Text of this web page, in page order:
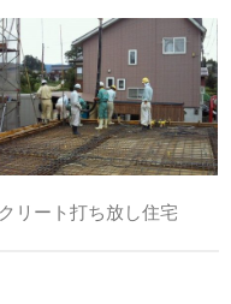
リート打ち放し住宅